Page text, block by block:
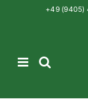
+49 (9405)